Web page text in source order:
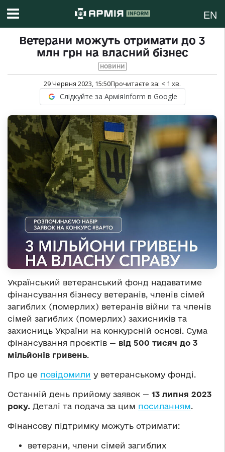
EN
Ветерани можуть отримати до 3
млн грн на власний бізнес
НОВИНИ
29 Червня 2023, 15:50Прочитаєте за: < 1 хв.
Слідкуйте за АрміяInform в Google
Український ветеранський фонд надаватиме
фінансування бізнесу ветеранів, членів сімей
загиблих (померлих) ветеранів війни та членів
сімей загиблих (померлих) захисників та
захисниць України на конкурсній основі. Сума
фінансування проєктів — від 500 тисяч до 3
мільйонів гривень.
Про це повідомили у ветеранському фонді.
Останній день прийому заявок — 13 липня 2023
року. Деталі та подача за цим посиланням.
Фінансову підтримку можуть отримати:
ветерани, члени сімей загиблих